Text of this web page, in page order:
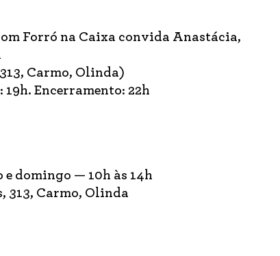
Forró na Caixa convida Anastácia,
Carmo, Olinda)
Encerramento: 22h
e domingo — 10h às 14h
313, Carmo, Olinda